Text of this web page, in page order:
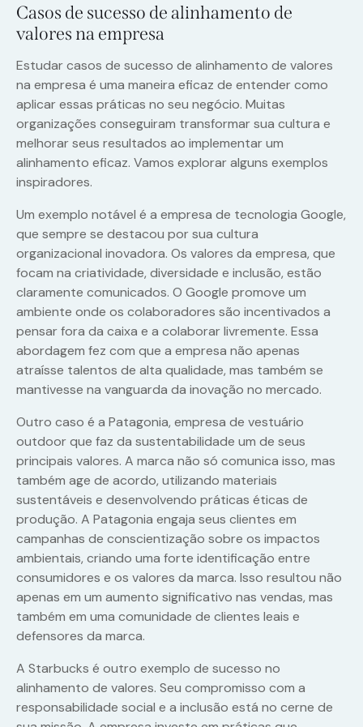
Casos de sucesso de alinhamento de
valores na empresa
Estudar casos de sucesso de alinhamento de valores
na empresa é uma maneira eficaz de entender como
aplicar essas práticas no seu negócio. Muitas
organizações conseguiram transformar sua cultura e
melhorar seus resultados ao implementar um
alinhamento eficaz. Vamos explorar alguns exemplos
inspiradores.
Um exemplo notável é a empresa de tecnologia Google,
que sempre se destacou por sua cultura
organizacional inovadora. Os valores da empresa, que
focam na criatividade, diversidade e inclusão, estão
claramente comunicados. O Google promove um
ambiente onde os colaboradores são incentivados a
pensar fora da caixa e a colaborar livremente. Essa
abordagem fez com que a empresa não apenas
atraísse talentos de alta qualidade, mas também se
mantivesse na vanguarda da inovação no mercado.
Outro caso é a Patagonia, empresa de vestuário
outdoor que faz da sustentabilidade um de seus
principais valores. A marca não só comunica isso, mas
também age de acordo, utilizando materiais
sustentáveis e desenvolvendo práticas éticas de
produção. A Patagonia engaja seus clientes em
campanhas de conscientização sobre os impactos
ambientais, criando uma forte identificação entre
consumidores e os valores da marca. Isso resultou não
apenas em um aumento significativo nas vendas, mas
também em uma comunidade de clientes leais e
defensores da marca.
A Starbucks é outro exemplo de sucesso no
alinhamento de valores. Seu compromisso com a
responsabilidade social e a inclusão está no cerne de